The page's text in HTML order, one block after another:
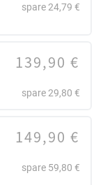
spare 24,79 €
139,90 €
spare 29,80 €
149,90 €
spare 59,80 €